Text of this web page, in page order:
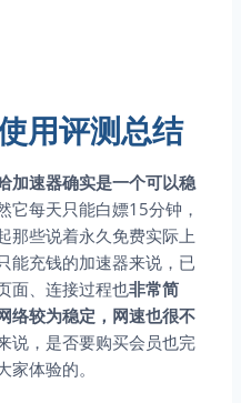
用评测总结
加速器确实是一个可以稳
它每天只能白嫖15分钟，
那些说着永久免费实际上
能充钱的加速器来说，已
面、连接过程也非常简
络较为稳定，网速也很不
说，是否要购买会员也完
体验的。